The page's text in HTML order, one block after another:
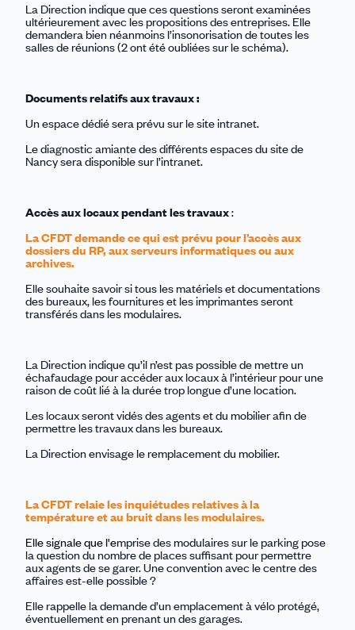
La Direction indique que ces questions seront examinées
ultérieurement avec les propositions des entreprises. Elle
demandera bien néanmoins l’insonorisation de toutes les
salles de réunions (2 ont été oubliées sur le schéma).
Documents relatifs aux travaux :
Un espace dédié sera prévu sur le site intranet.
Le diagnostic amiante des différents espaces du site de
Nancy sera disponible sur l’intranet.
Accès aux locauxpendant les travaux:
La CFDT demande ce qui est prévu pour l’accès aux
dossiers du RP, aux serveurs informatiques ou aux
archives.
Elle souhaite savoir si tous les matériels et documentations
des bureaux, les fournitures et les imprimantes seront
transférés dans les modulaires.
La Direction indique qu’il n’est pas possible de mettre un
échafaudage pour accéder aux locaux à l’intérieur pour une
raison de coût lié à la durée trop longue d’une location.
Les locaux seront vidés des agents et du mobilier afin de
permettre les travaux dans les bureaux.
La Direction envisage le remplacement du mobilier.
La CFDT relaie les inquiétudes relatives à la
température et au bruit dans les modulaires.
Elle signale que l'emprise des modulaires sur le parking pose
la question du nombre de places suffisant pour permettre
aux agents de se garer. Une convention avec le centre des
affaires est-elle possible ?
Elle rappelle la demande d’un emplacement à vélo protégé,
éventuellement en prenant un des garages.